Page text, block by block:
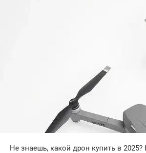
Не знаешь, какой дрон купить в